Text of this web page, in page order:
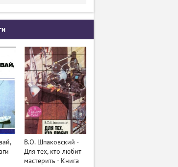
В.О. Шпаковский -
Для тех, кто любит
мастерить - Книга